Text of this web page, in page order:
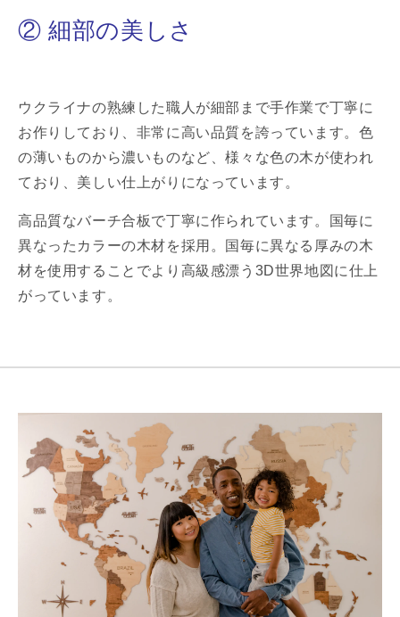
② 細部の美しさ
ウクライナの熟練した職人が細部まで手作業で丁寧に
お作りしており、非常に高い品質を誇っています。色
の薄いものから濃いものなど、様々な色の木が使われ
ており、美しい仕上がりになっています。
高品質なバーチ合板で丁寧に作られています。国毎に
異なったカラーの木材を採用。国毎に異なる厚みの木
材を使用することでより高級感漂う3D世界地図に仕上
がっています。